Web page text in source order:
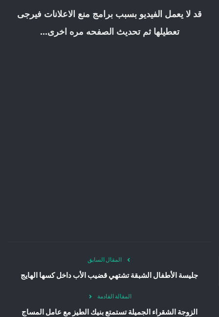
قد لا يعمل الفيديو بسبب برامج منع الاعلانات فيرجى
تعطيلها ثم تحديث الصفحه مره اخرى...
المقال السابق
جليسة الأطفال الشبقة تشتهي قضيب الأب داخل كسها الهايج
المقالة القادمة
الزوجة الشقراء الجميلة تستمتع بنيك الطيز مع عامل المساج